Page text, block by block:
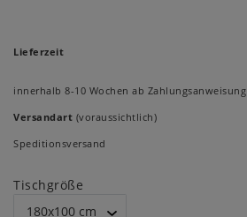
Lieferzeit
innerhalb 8-10 Wochen ab Zahlungsanweisung
Versandart (voraussichtlich)
Speditionsversand
Tischgröße